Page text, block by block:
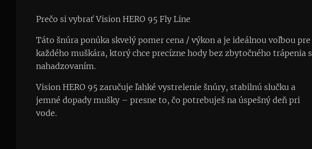
Prečo si vybrať Vision HERO 95 Fly Line
Táto šnúra ponúka skvelý pomer cena / výkon a je ideálnou voľbou pre
každého muškára, ktorý chce precízne hody bez zbytočného trápenia s
nahadzovaním.
Vision HERO 95 zaručuje ľahké vystrelenie šnúry, stabilnú slučku a
jemné dopady mušky – presne to, čo potrebuješ na úspešný deň pri
vode.